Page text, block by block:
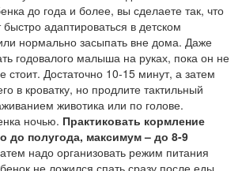
до года и более, вы сделаете так, что
адаптироваться в детском
нормально засыпать вне дома. Даже
годовалого малыша на руках, пока он не
стоит. Достаточно 10-15 минут, а затем
в кроватку, но продлите тактильный
животика или по голове.
ночью. Практиковать кормление
до полугода, максимум – до 8-9
надо организовать режим питания
не ложился спать сразу после еды,